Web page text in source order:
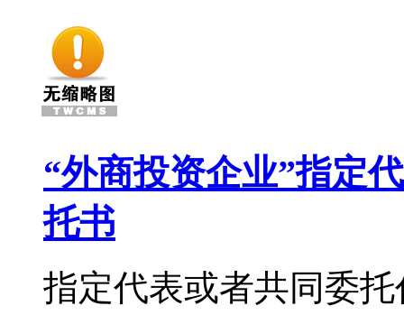
“外商投资企业”指定
托书
指定代表或者共同委